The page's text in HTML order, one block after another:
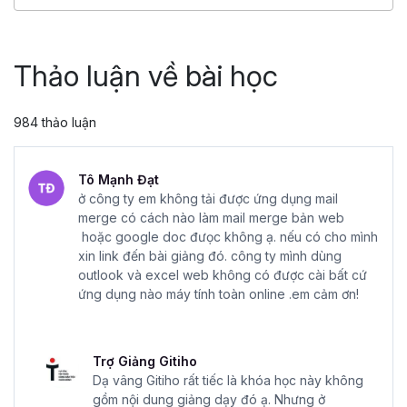
4.86
25,047
Thảo luận về bài học
984 thảo luận
Tô Mạnh Đạt
ở công ty em không tải được ứng dụng mail
merge có cách nào làm mail merge bản web
hoặc google doc đưọc không ạ. nếu có cho mình
xin link đến bài giảng đó. công ty mình dùng
outlook và excel web không có được cài bất cứ
ứng dụng nào máy tính toàn online .em cảm ơn!
Trợ Giảng Gitiho
Dạ vâng Gitiho rất tiếc là khóa học này không
gồm nội dung giảng dạy đó ạ. Nhưng ở